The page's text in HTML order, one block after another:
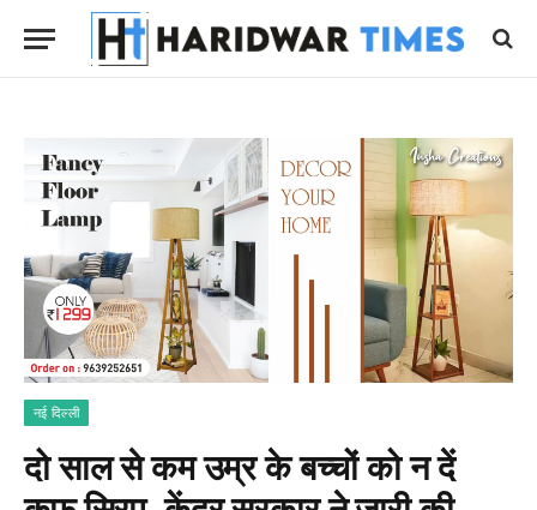
नई दिल्ली
दो साल से कम उम्र के बच्चों को न दें